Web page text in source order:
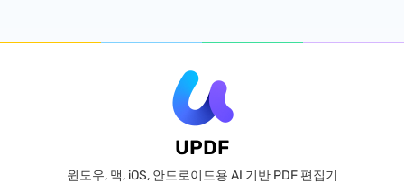
UPDF
윈도우, 맥, iOS, 안드로이드용 AI 기반 PDF 편집기